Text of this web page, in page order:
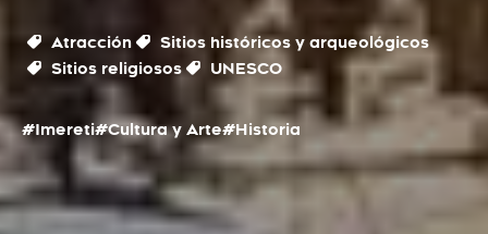
Atracción
Sitios históricos y arqueológicos
Sitios religiosos
UNESCO
#Imereti#Cultura y Arte#Historia